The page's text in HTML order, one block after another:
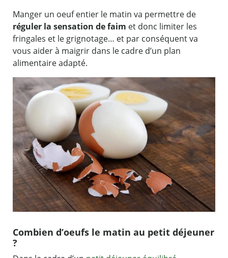
Manger un oeuf entier le matin va permettre de
réguler la sensation de faim et donc limiter les
fringales et le grignotage… et par conséquent va
vous aider à maigrir dans le cadre d’un plan
alimentaire adapté.
Combien d’oeufs le matin au petit déjeuner
?